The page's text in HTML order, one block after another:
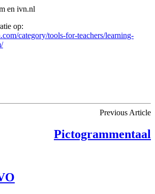
en ivn.nl
op:
category/tools-for-teachers/learning-
Previous Article
Pictogrammentaal